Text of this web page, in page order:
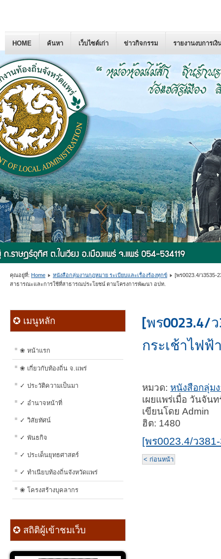
HOME ค้นหา เว็บไซต์เก่า ข่าวกิจกรรม รายงานงบการเงิ
คุณอยู่ที่: Home หนังสือกลุ่มงานกฎหมาย ระเบียบและเรื่องร้องทุกข์
[พร0023.4/ว
สาธารณะและการใช้ที่สาธารณประโยชน์ ตามโครงการพัฒนา อปท.
✪ เมนูหลัก
❀ หน้าแรก
❀ เกี่ยวกับท้องถิ่น จ.แพร่
✓ ประวัติความเป็นมา
✓ อำนาจหน้าที่
✓ วิสัยทัศน์
✓ พันธกิจ
✓ ประเด็นยุทธศาสตร์
✓ ทำเนียบท้องถิ่นจังหวัดแพร่
❀ โครงสร้างบุคลากร
✪ สถิติผู้เข้าชมเว็บ
[พร0023.4/
กระเช้าไฟฟ้
หมวด: หนังสือกลุ่ม
เผยแพร่เมื่อ วันจัน
เขียนโดย Admin
ฮิต: 1480
[พร0023.4/ว
< ก่อนหน้า